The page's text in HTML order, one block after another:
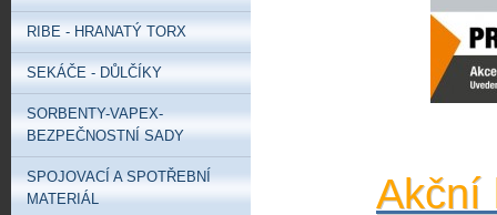
Akční
RIBE - HRANATÝ TORX
SEKÁČE - DŮLČÍKY
SORBENTY-VAPEX-
BEZPEČNOSTNÍ SADY
SPOJOVACÍ A SPOTŘEBNÍ
MATERIÁL